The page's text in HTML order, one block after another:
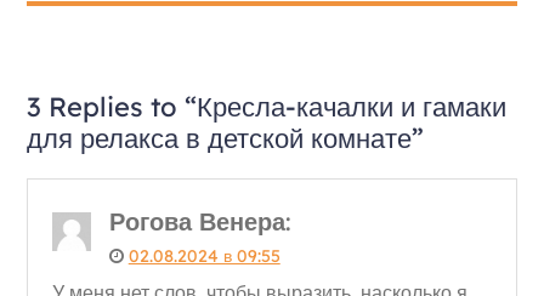
3 Replies to “Кресла-качалки и гамаки
для релакса в детской комнате”
Рогова Венера:
02.08.2024 в 09:55